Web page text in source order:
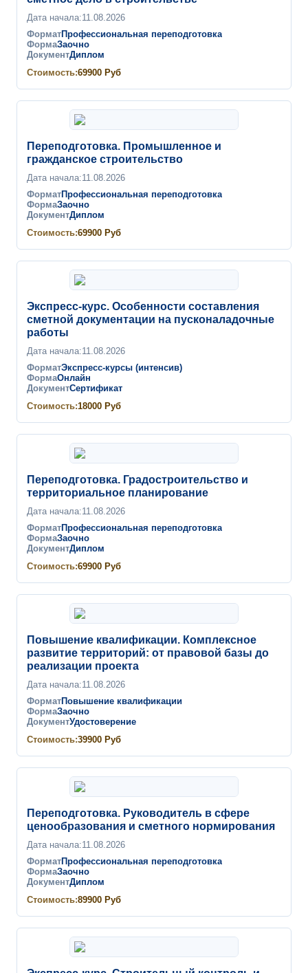
Дата начала:11.08.2026
ФорматПрофессиональная переподготовка
ФормаЗаочно
ДокументДиплом
Стоимость:69900 Руб
Переподготовка. Промышленное и
гражданское строительство
Дата начала:11.08.2026
ФорматПрофессиональная переподготовка
ФормаЗаочно
ДокументДиплом
Стоимость:69900 Руб
Экспресс-курс. Особенности составления
сметной документации на пусконаладочные
работы
Дата начала:11.08.2026
ФорматЭкспресс-курсы (интенсив)
ФормаОнлайн
ДокументСертификат
Стоимость:18000 Руб
Переподготовка. Градостроительство и
территориальное планирование
Дата начала:11.08.2026
ФорматПрофессиональная переподготовка
ФормаЗаочно
ДокументДиплом
Стоимость:69900 Руб
Повышение квалификации. Комплексное
развитие территорий: от правовой базы до
реализации проекта
Дата начала:11.08.2026
ФорматПовышение квалификации
ФормаЗаочно
ДокументУдостоверение
Стоимость:39900 Руб
Переподготовка. Руководитель в сфере
ценообразования и сметного нормирования
Дата начала:11.08.2026
ФорматПрофессиональная переподготовка
ФормаЗаочно
ДокументДиплом
Стоимость:89900 Руб